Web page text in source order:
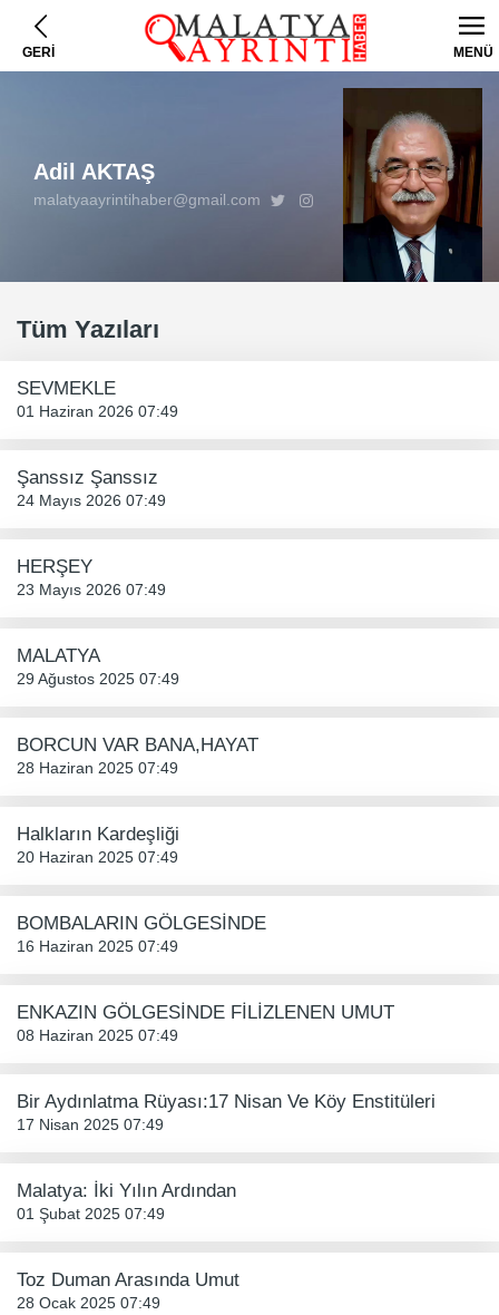
GERİ MENÜ
Adil AKTAŞ
malatyaayrintihaber@gmail.com
Tüm Yazıları
SEVMEKLE
01 Haziran 2026 07:49
Şanssız Şanssız
24 Mayıs 2026 07:49
HERŞEY
23 Mayıs 2026 07:49
MALATYA
29 Ağustos 2025 07:49
BORCUN VAR BANA,HAYAT
28 Haziran 2025 07:49
Halkların Kardeşliği
20 Haziran 2025 07:49
BOMBALARIN GÖLGESİNDE
16 Haziran 2025 07:49
ENKAZIN GÖLGESİNDE FİLİZLENEN UMUT
08 Haziran 2025 07:49
Bir Aydınlatma Rüyası:17 Nisan Ve Köy Enstitüleri
17 Nisan 2025 07:49
Malatya: İki Yılın Ardından
01 Şubat 2025 07:49
Toz Duman Arasında Umut
28 Ocak 2025 07:49